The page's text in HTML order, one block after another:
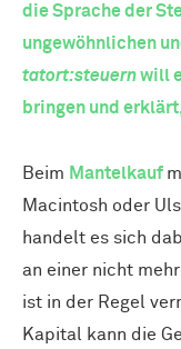
die Sprache der
ungewöhnlichen
tatort:steuernwill
bringen und
Beim Mantelkauf
Macintosh oder
handelt es sich
an einer nicht
ist in der Regel
Kapital kann die